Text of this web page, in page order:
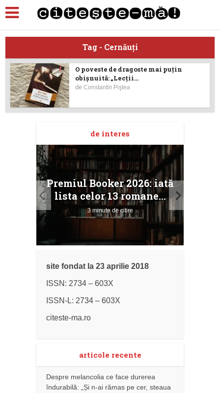
Tag - Cernăuţi
O poveste de dragoste mai puţin
obişnuită: „Lecţii...
deConstantin Piştea
de interes
Premiul Booker 2026: iată
lista celor 13 romane...
3 minute de citire
site fondat la 23 aprilie 2018
ISSN: 2734 – 603X
ISSN-L: 2734 – 603X
citeste-ma.ro
articole recente
Despre melancolia ce face durerea
îndurabilă: „Și n-ai rămas pe cer, steaua